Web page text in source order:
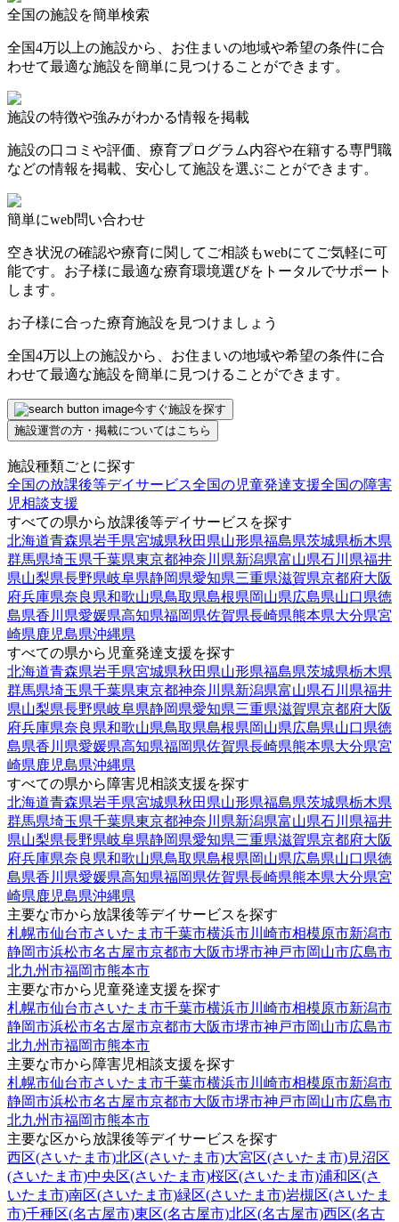
全国の施設を簡単検索
全国4万以上の施設から、お住まいの地域や希望の条件に合
わせて最適な施設を簡単に見つけることができます。
施設の特徴や強みがわかる情報を掲載
施設の口コミや評価、療育プログラム内容や在籍する専門職
などの情報を掲載、安心して施設を選ぶことができます。
簡単にweb問い合わせ
空き状況の確認や療育に関してご相談もwebにてご気軽に可
能です。お子様に最適な療育環境選びをトータルでサポート
します。
お子様に合った療育施設を見つけましょう
全国4万以上の施設から、お住まいの地域や希望の条件に合
わせて最適な施設を簡単に見つけることができます。
今すぐ施設を探す
施設運営の方・掲載についてはこちら
施設種類ごとに探す
全国の放課後等デイサービス全国の児童発達支援全国の障害
児相談支援
すべての県から放課後等デイサービスを探す
北海道青森県岩手県宮城県秋田県山形県福島県茨城県栃木県
群馬県埼玉県千葉県東京都神奈川県新潟県富山県石川県福井
県山梨県長野県岐阜県静岡県愛知県三重県滋賀県京都府大阪
府兵庫県奈良県和歌山県鳥取県島根県岡山県広島県山口県徳
島県香川県愛媛県高知県福岡県佐賀県長崎県熊本県大分県宮
崎県鹿児島県沖縄県
すべての県から児童発達支援を探す
北海道青森県岩手県宮城県秋田県山形県福島県茨城県栃木県
群馬県埼玉県千葉県東京都神奈川県新潟県富山県石川県福井
県山梨県長野県岐阜県静岡県愛知県三重県滋賀県京都府大阪
府兵庫県奈良県和歌山県鳥取県島根県岡山県広島県山口県徳
島県香川県愛媛県高知県福岡県佐賀県長崎県熊本県大分県宮
崎県鹿児島県沖縄県
すべての県から障害児相談支援を探す
北海道青森県岩手県宮城県秋田県山形県福島県茨城県栃木県
群馬県埼玉県千葉県東京都神奈川県新潟県富山県石川県福井
県山梨県長野県岐阜県静岡県愛知県三重県滋賀県京都府大阪
府兵庫県奈良県和歌山県鳥取県島根県岡山県広島県山口県徳
島県香川県愛媛県高知県福岡県佐賀県長崎県熊本県大分県宮
崎県鹿児島県沖縄県
主要な市から放課後等デイサービスを探す
札幌市仙台市さいたま市千葉市横浜市川崎市相模原市新潟市
静岡市浜松市名古屋市京都市大阪市堺市神戸市岡山市広島市
北九州市福岡市熊本市
主要な市から児童発達支援を探す
札幌市仙台市さいたま市千葉市横浜市川崎市相模原市新潟市
静岡市浜松市名古屋市京都市大阪市堺市神戸市岡山市広島市
北九州市福岡市熊本市
主要な市から障害児相談支援を探す
札幌市仙台市さいたま市千葉市横浜市川崎市相模原市新潟市
静岡市浜松市名古屋市京都市大阪市堺市神戸市岡山市広島市
北九州市福岡市熊本市
主要な区から放課後等デイサービスを探す
西区(さいたま市)北区(さいたま市)大宮区(さいたま市)見沼区
(さいたま市)中央区(さいたま市)桜区(さいたま市)浦和区(さ
いたま市)南区(さいたま市)緑区(さいたま市)岩槻区(さいたま
市)千種区(名古屋市)東区(名古屋市)北区(名古屋市)西区(名古